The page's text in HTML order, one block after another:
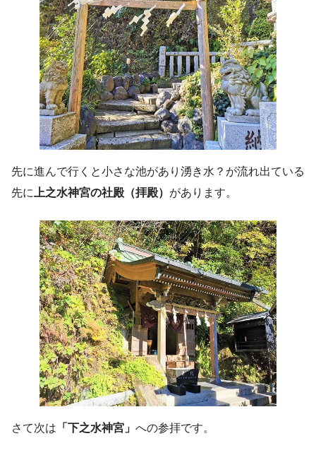
先に進んで行くと小さな池があり湧き水？が流れ出ている
先に上之水神宮の社殿（拝殿） があります。
さて次は 「下之水神宮」 への参拝です。